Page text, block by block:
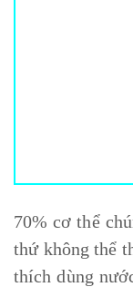
70% cơ thể
thứ không thể
thích dùng